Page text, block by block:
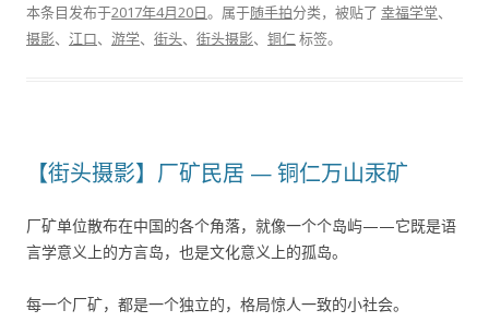
本条目发布于2017年4月20日。属于随手拍分类，被贴了 幸福学堂、
摄影、 江口、 游学、 街头、 街头摄影、 铜仁 标签。
【街头摄影】厂矿民居 — 铜仁万山汞矿
厂矿单位散布在中国的各个角落，就像一个个岛屿——它既是语
言学意义上的方言岛，也是文化意义上的孤岛。
每一个厂矿，都是一个独立的，格局惊人一致的小社会。